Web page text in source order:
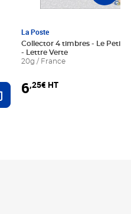
Ajouter au panier
La Poste
Collector 4 timbres - Le Petit
- Lettre Verte
20g / France
6,25€ HT